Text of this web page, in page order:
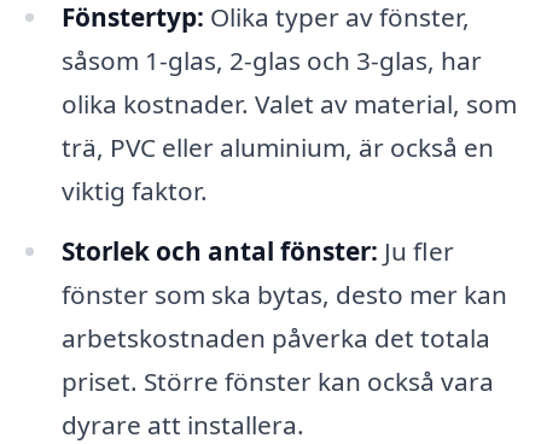
Fönstertyp: Olika typer av fönster,
såsom 1-glas, 2-glas och 3-glas, har
olika kostnader. Valet av material, som
trä, PVC eller aluminium, är också en
viktig faktor.
Storlek och antal fönster: Ju fler
fönster som ska bytas, desto mer kan
arbetskostnaden påverka det totala
priset. Större fönster kan också vara
dyrare att installera.